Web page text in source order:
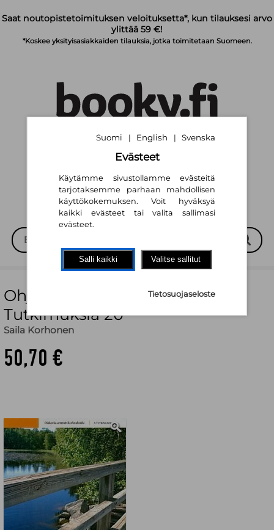
Saat noutopistetoimituksen veloituksetta*, kun tilauksesi arvo
ylittää 59 €!
*Koskee yksityisasiakkaiden tilauksia, jotka toimitetaan Suomeen.
Ohjaus siinä sivussa A
Tutkimuksia 20
Saila Korhonen
50,70 €
Suomi | English | Svenska
Evästeet
Käytämme sivustollamme evästeitä
tarjotaksemme parhaan mahdollisen
käyttökokemuksen. Voit hyväksyä
kaikki evästeet tai valita sallimasi
evästeet.
Salli kaikki Valitse sallitut
Tietosuojaseloste